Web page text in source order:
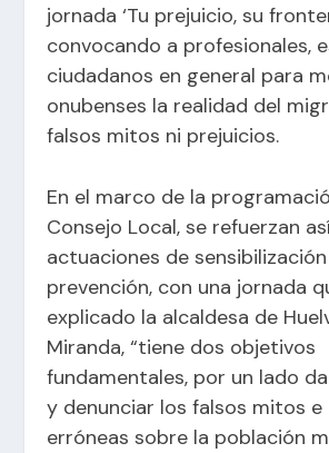
jornada ‘Tu prejuicio, su
convocando a profesionales,
ciudadanos en general para
onubenses la realidad del
falsos mitos ni prejuicios.
En el marco de la
Consejo Local, se refuerzan
actuaciones de
prevención, con una jornada
explicado la alcaldesa de
Miranda, “tiene dos objetivos
fundamentales, por un lado
y denunciar los falsos mitos e
erróneas sobre la población